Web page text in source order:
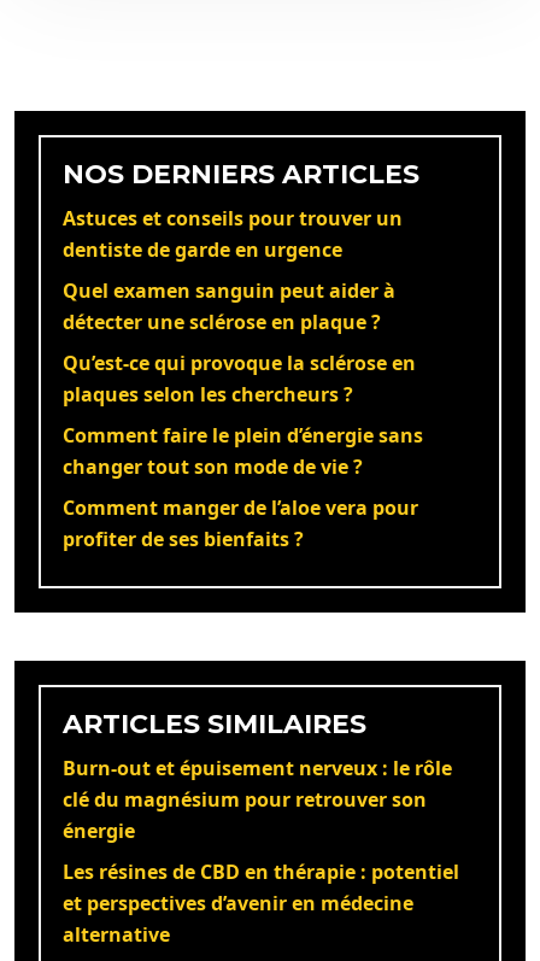
NOS DERNIERS ARTICLES
Astuces et conseils pour trouver un
dentiste de garde en urgence
Quel examen sanguin peut aider à
détecter une sclérose en plaque ?
Qu’est-ce qui provoque la sclérose en
plaques selon les chercheurs ?
Comment faire le plein d’énergie sans
changer tout son mode de vie ?
Comment manger de l’aloe vera pour
profiter de ses bienfaits ?
ARTICLES SIMILAIRES
Burn-out et épuisement nerveux : le rôle
clé du magnésium pour retrouver son
énergie
Les résines de CBD en thérapie : potentiel
et perspectives d’avenir en médecine
alternative